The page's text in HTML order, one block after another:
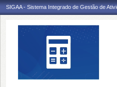
SIGAA - Sistema Integrado de Gestão de